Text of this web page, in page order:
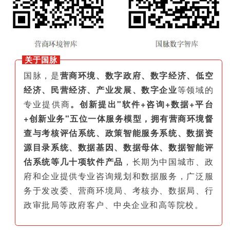
关于国脉
国脉，是营商环境、数字政府、数字经济、低空
经济、民营经济、产业发展、数字企业等领域的
专业提供商。创新提出"软件+咨询+数据+平台
+创新业务"五位一体服务模型，拥有营商环境督
查与考核评估系统、政策智能服务系统、数据资
源目录系统、数据基因、数据母体、数据智能评
估系统等几十项软件产品 ，长期为中国城市、政
府和企业提供专业咨询规划和数据服务，广泛服
务于发改委、营商环境局、考核办、数据局、行
政审批局等政府客户、中央企业和高等院校。